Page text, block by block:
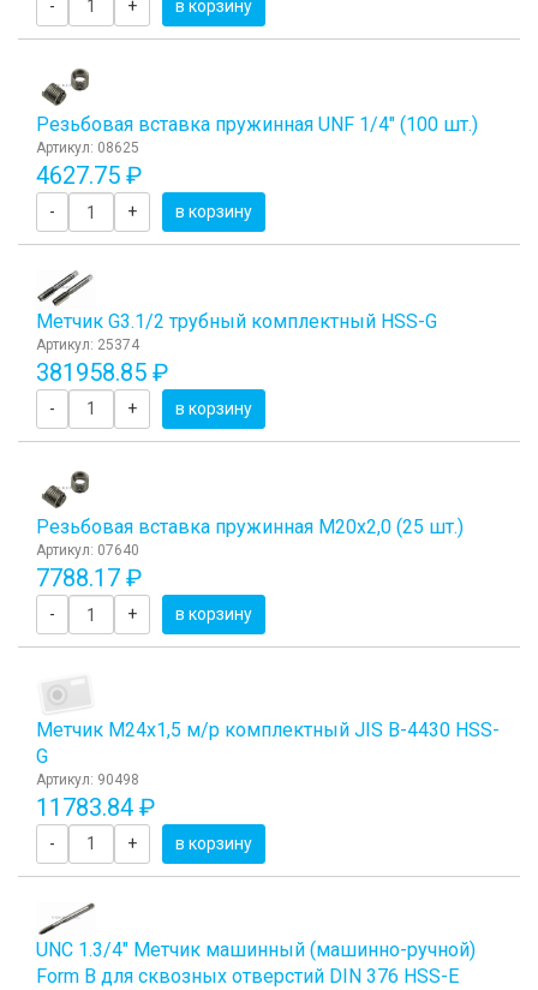
- + в корзину
Резьбовая вставка пружинная UNF 1/4" (100 шт.)
Артикул: 08625
4627.75 ₽
- + в корзину
Метчик G3.1/2 трубный комплектный HSS-G
Артикул: 25374
381958.85 ₽
- + в корзину
Резьбовая вставка пружинная M20x2,0 (25 шт.)
Артикул: 07640
7788.17 ₽
- + в корзину
Метчик М24x1,5 м/р комплектный JIS B-4430 HSS-
G
Артикул: 90498
11783.84 ₽
- + в корзину
UNC 1.3/4" Метчик машинный (машинно-ручной)
Form B для сквозных отверстий DIN 376 HSS-E